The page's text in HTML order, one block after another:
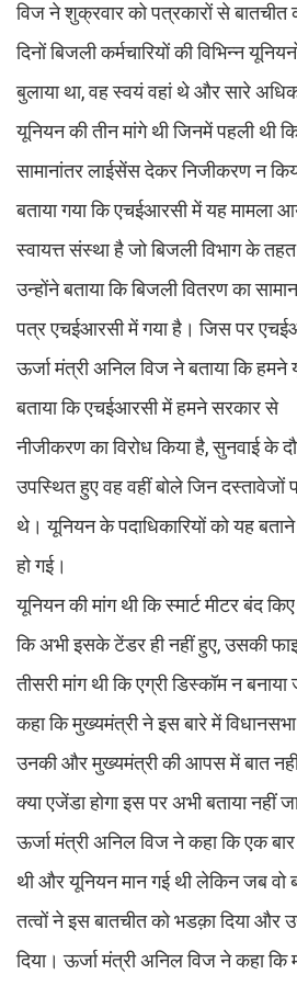
विज ने शुक्रवार को पत्रकारों से
दिनों बिजली कर्मचारियों की विभिन्न
बुलाया था, वह स्वयं वहां थे और सारे
यूनियन की तीन मांगे थी जिनमें पहली थी
सामानांतर लाईसेंस देकर निजीकरण न
बताया गया कि एचईआरसी में यह मामला
स्वायत्त संस्था है जो बिजली विभाग के
उन्होंने बताया कि बिजली वितरण का
पत्र एचईआरसी में गया है। जिस पर
ऊर्जा मंत्री अनिल विज ने बताया कि हमने
बताया कि एचईआरसी में हमने सरकार से
नीजीकरण का विरोध किया है, सुनवाई के
उपस्थित हुए वह वहीं बोले जिन दस्तावेजों
थे। यूनियन के पदाधिकारियों को यह
हो गई।
यूनियन की मांग थी कि स्मार्ट मीटर बंद
कि अभी इसके टेंडर ही नहीं हुए, उसकी
तीसरी मांग थी कि एग्री डिस्कॉम न
कहा कि मुख्यमंत्री ने इस बारे में
उनकी और मुख्यमंत्री की आपस में बात
क्या एजेंडा होगा इस पर अभी बताया नहीं
ऊर्जा मंत्री अनिल विज ने कहा कि एक बार
थी और यूनियन मान गई थी लेकिन जब वो
तत्वों ने इस बातचीत को भडक़ा दिया और
दिया। ऊर्जा मंत्री अनिल विज ने कहा